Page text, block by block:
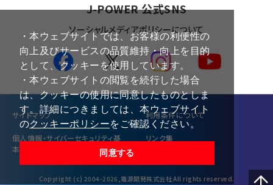
・本ウェブサイトでは、お客様の利便性の
向上及びサービスの品質維持・向上を目的
として、クッキーを使用しています。
・本ウェブサイトの閲覧を続行した場合
は、クッキーの使用に同意したものとしま
す。詳細につきましては、本ウェブサイト
のクッキーポリシーをご確認ください。
同意する
J-POWER 公式SNS
ソーシャルメディアポリシーについて
サイトマップ 利⽤条件について
個⼈情報・サイバーセキュリティ基
本方針
リンク集
Copyright (c) 2004-2026,電源開発株式会社 All rights reserved.